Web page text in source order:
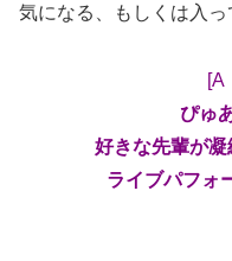
気になる、もしくは入
[A
ぴゅ
好きな先輩が凝
ライブパフォ